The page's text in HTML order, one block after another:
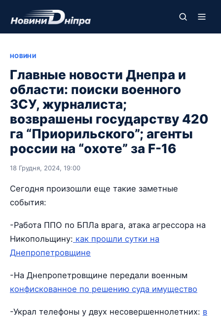
НОВИНИ
Главные новости Днепра и
области: поиски военного
ЗСУ, журналиста;
возврашены государству 420
га “Приорильского”; агенты
россии на “охоте” за F-16
18 Грудня, 2024, 19:00
Сегодня произошли еще такие заметные
события:
-Работа ППО по БПЛа врага, атака агрессора на
Никопольщину: как прошли сутки на
Днепропетровщине
-На Днепропетровщине передали военным
конфискованное по решению суда имущество
-Украл телефоны у двух несовершеннолетних: в